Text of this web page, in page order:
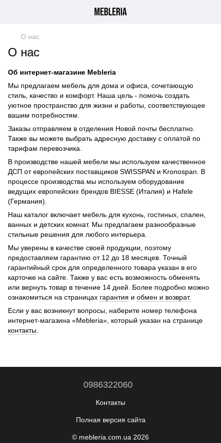
О нас
О нас
Об интернет-магазине Mebleria
Мы предлагаем мебель для дома и офиса, сочетающую
стиль, качество и комфорт. Наша цель - помочь создать
уютное пространство для жизни и работы, соответствующее
вашим потребностям.
Заказы отправляем в отделения Новой почты бесплатно.
Также вы можете выбрать адресную доставку с оплатой по
тарифам перевозчика.
В производстве нашей мебели мы используем качественное
ДСП от европейских поставщиков SWISSPAN и Kronospan. В
процессе производства мы используем оборудование
ведущих европейских брендов BIESSE (Италия) и Hafele
(Германия).
Наш каталог включает мебель для кухонь, гостиных, спален,
ванных и детских комнат. Мы предлагаем разнообразные
стильные решения для любого интерьера.
Мы уверены в качестве своей продукции, поэтому
предоставляем гарантию от 12 до 18 месяцев. Точный
гарантийный срок для определенного товара указан в его
карточке на сайте. Также у вас есть возможность обменять
или вернуть товар в течение 14 дней. Более подробно можно
ознакомиться на страницах гарантия и обмен и возврат.
Если у вас возникнут вопросы, наберите номер телефона
интернет-магазина «Mebleria», который указан на странице
контакты
0986322060
Контакты
Полная версия сайта
© mebleria.com.ua 2026